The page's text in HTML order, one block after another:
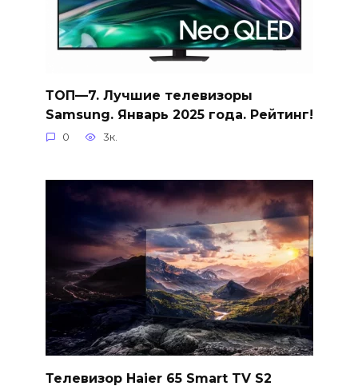
ТОП—7. Лучшие телевизоры
Samsung. Январь 2025 года. Рейтинг!
0 3к.
Телевизор Haier 65 Smart TV S2